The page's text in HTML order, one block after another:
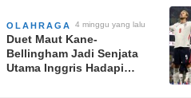
OLAHRAGA 4 minggu yang lalu
Duet Maut Kane-
Bellingham Jadi Senjata
Utama Inggris Hadapi